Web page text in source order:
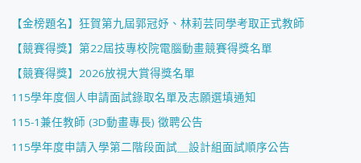
【金榜題名】狂賀第九屆郭冠妤、林莉芸同學考取正式教師
【競賽得獎】第22屆技專校院電腦動畫競賽得獎名單
【競賽得獎】2026放視大賞得獎名單
115學年度個人申請面試錄取名單及志願選填通知
115-1兼任教師 (3D動畫專長) 徵聘公告
115學年度申請入學第二階段面試＿設計組面試順序公告